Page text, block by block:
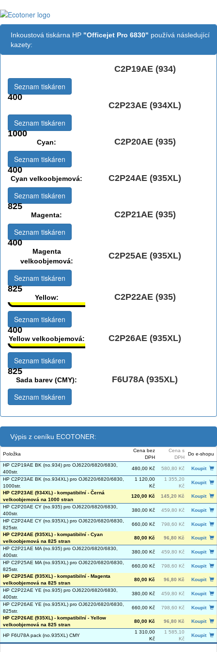
Inkoustová tiskárna HP "Officejet Pro 6830" používá následující
kazety:
C2P19AE (934)
400
Seznam tiskáren
C2P23AE (934XL)
1000
Seznam tiskáren
Cyan: C2P20AE (935)
400
Seznam tiskáren
Cyan velkoobjemová: C2P24AE (935XL)
825
Seznam tiskáren
Magenta: C2P21AE (935)
400
Seznam tiskáren
Magenta
velkoobjemová:
C2P25AE (935XL)
825
Seznam tiskáren
Yellow: C2P22AE (935)
400
Seznam tiskáren
Yellow velkoobjemová: C2P26AE (935XL)
825
Seznam tiskáren
Sada barev (CMY):
F6U78A (935XL)
Seznam tiskáren
Výpis z ceníku ECOTONER:
Položka
Cena bez
DPH
Cena s
DPH
Do e-shopu
HP C2P19AE BK (no.934) pro OJ6220/6820/6830,
400str.
480,00 Kč 580,80 Kč
Koupit
HP C2P23AE BK (no.934XL) pro OJ6220/6820/6830,
1000str.
1 120,00
Kč
1 355,20
Kč
Koupit
HP C2P23AE (934XL) - kompatibilní - Černá
velkoobjemová na 1000 stran
120,00 Kč 145,20 Kč
Koupit
HP C2P20AE CY (no.935) pro OJ6220/6820/6830,
400str.
380,00 Kč 459,80 Kč
Koupit
HP C2P24AE CY (no.935XL) pro OJ6220/6820/6830,
825str.
660,00 Kč 798,60 Kč
Koupit
HP C2P24AE (935XL) - kompatibilní - Cyan
velkoobjemová na 825 stran
80,00 Kč 96,80 Kč
Koupit
HP C2P21AE MA (no.935) pro OJ6220/6820/6830,
400str.
380,00 Kč 459,80 Kč
Koupit
HP C2P25AE MA (no.935XL) pro OJ6220/6820/6830,
825str.
660,00 Kč 798,60 Kč
Koupit
HP C2P25AE (935XL) - kompatibilní - Magenta
velkoobjemová na 825 stran
80,00 Kč 96,80 Kč
Koupit
HP C2P22AE YE (no.935) pro OJ6220/6820/6830,
400str.
380,00 Kč 459,80 Kč
Koupit
HP C2P26AE YE (no.935XL) pro OJ6220/6820/6830,
825str.
660,00 Kč 798,60 Kč
Koupit
HP C2P26AE (935XL) - kompatibilní - Yellow
velkoobjemová na 825 stran
80,00 Kč 96,80 Kč Koupit
HP F6U78A pack (no.935XL) CMY
1 310,00
Kč
1 585,10
Kč
Koupit